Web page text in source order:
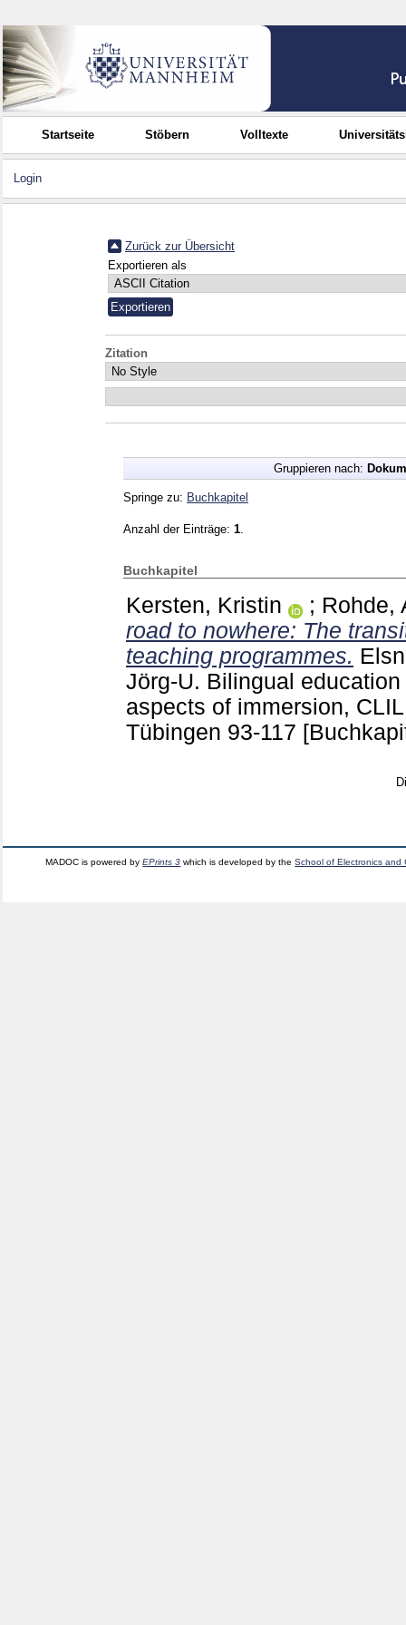
Startseite Stöbern Volltexte
Login
Zurück zur Übersicht
Exportieren als
Zitation
Gruppieren nach:
Springe zu: Buchkapitel
Anzahl der Einträge: 1
Buchkapitel
Kersten, Kristin ; Rohde,
road to nowhere: The
teaching programmes.
Jörg-U. Bilingual
aspects of immersion,
Tübingen 93-117
MADOC is powered byEPrints 3 which is developed by theSchool of Electronics and